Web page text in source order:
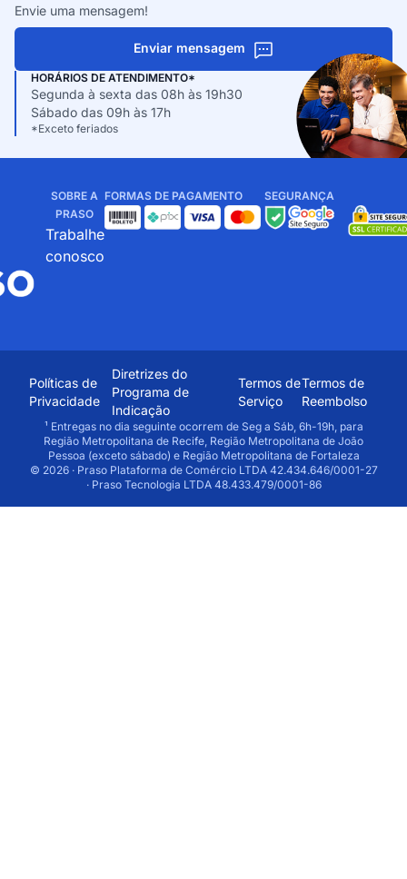
Envie uma mensagem!
Enviar mensagem
HORÁRIOS DE ATENDIMENTO*
Segunda à sexta das 08h às 19h30
Sábado das 09h às 17h
*Exceto feriados
SOBRE A
PRASO
Trabalhe
conosco
FORMAS DE PAGAMENTO SEGURANÇA
Políticas de
Privacidade
Diretrizes do
Programa de
Indicação
Termos de
Serviço
Termos de
Reembolso
¹ Entregas no dia seguinte ocorrem de Seg a Sáb, 6h-19h, para
Região Metropolitana de Recife, Região Metropolitana de João
Pessoa (exceto sábado) e Região Metropolitana de Fortaleza
© 2026 · Praso Plataforma de Comércio LTDA 42.434.646/0001-27
· Praso Tecnologia LTDA 48.433.479/0001-86